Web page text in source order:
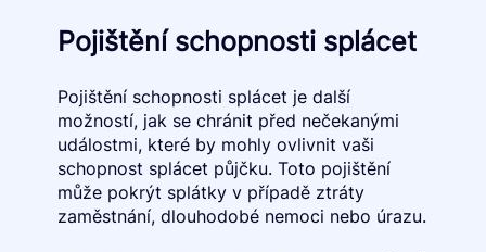
Pojištění schopnosti splácet
Pojištění schopnosti splácet je další
možností, jak se chránit před nečekanými
událostmi, které by mohly ovlivnit vaši
schopnost splácet půjčku. Toto pojištění
může pokrýt splátky v případě ztráty
zaměstnání, dlouhodobé nemoci nebo úrazu.